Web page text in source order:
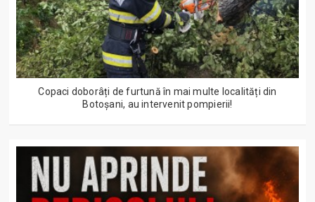
Copaci doborâți de furtună în mai multe localități din
Botoșani, au intervenit pompierii!